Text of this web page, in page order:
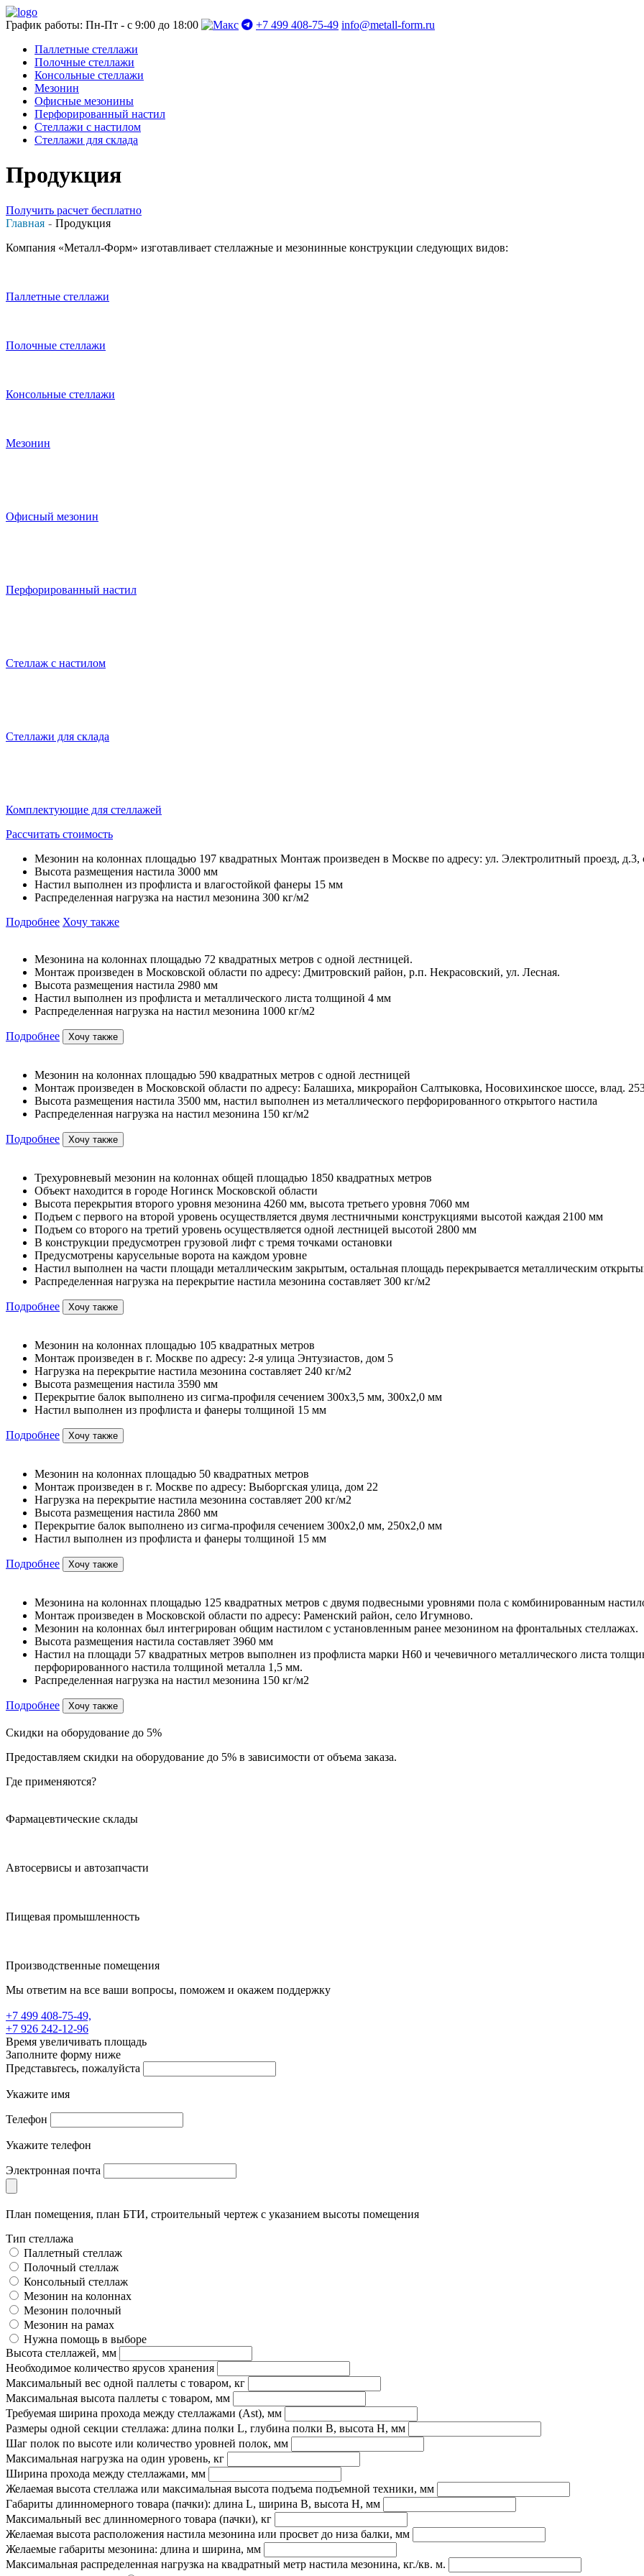
График работы: Пн-Пт - с 9:00 до 18:00 +7 499 408-75-49 info@metall-form.ru
Паллетные стеллажи
Полочные стеллажи
Консольные стеллажи
Мезонин
Офисные мезонины
Перфорированный настил
Стеллажи с настилом
Стеллажи для склада
Продукция
Получить расчет бесплатно
Главная
Продукция
Компания «Металл-Форм» изготавливает стеллажные и мезонинные конструкции следующих видов:
Паллетные стеллажи
Полочные стеллажи
Консольные стеллажи
Мезонин
Офисный мезонин
Перфорированный настил
Стеллаж с настилом
Стеллажи для склада
Комплектующие для стеллажей
Рассчитать стоимость
Мезонин на колоннах площадью 197 квадратных Монтаж произведен в Москве по адресу: ул. Электролитный проезд, д.3,
Высота размещения настила 3000 мм
Настил выполнен из профлиста и влагостойкой фанеры 15 мм
Распределенная нагрузка на настил мезонина 300 кг/м2
Подробнее Хочу также
Мезонина на колоннах площадью 72 квадратных метров с одной лестницей.
Монтаж произведен в Московской области по адресу: Дмитровский район, р.п. Некрасовский, ул. Лесная.
Высота размещения настила 2980 мм
Настил выполнен из профлиста и металлического листа толщиной 4 мм
Распределенная нагрузка на настил мезонина 1000 кг/м2
Подробнее Хочу также
Мезонин на колоннах площадью 590 квадратных метров с одной лестницей
Монтаж произведен в Московской области по адресу: Балашиха, микрорайон Салтыковка, Носовихинское шоссе, влад.
Высота размещения настила 3500 мм, настил выполнен из металлического перфорированного открытого настила
Распределенная нагрузка на настил мезонина 150 кг/м2
Подробнее Хочу также
Трехуровневый мезонин на колоннах общей площадью 1850 квадратных метров
Объект находится в городе Ногинск Московской области
Высота перекрытия второго уровня мезонина 4260 мм, высота третьего уровня 7060 мм
Подъем с первого на второй уровень осуществляется двумя лестничными конструкциями высотой каждая 2100 мм
Подъем со второго на третий уровень осуществляется одной лестницей высотой 2800 мм
В конструкции предусмотрен грузовой лифт с тремя точками остановки
Предусмотрены карусельные ворота на каждом уровне
Настил выполнен на части площади металлическим закрытым, остальная площадь перекрывается металлическим
Распределенная нагрузка на перекрытие настила мезонина составляет 300 кг/м2
Подробнее Хочу также
Мезонин на колоннах площадью 105 квадратных метров
Монтаж произведен в г. Москве по адресу: 2-я улица Энтузиастов, дом 5
Нагрузка на перекрытие настила мезонина составляет 240 кг/м2
Высота размещения настила 3590 мм
Перекрытие балок выполнено из сигма-профиля сечением 300х3,5 мм, 300х2,0 мм
Настил выполнен из профлиста и фанеры толщиной 15 мм
Подробнее Хочу также
Мезонин на колоннах площадью 50 квадратных метров
Монтаж произведен в г. Москве по адресу: Выборгская улица, дом 22
Нагрузка на перекрытие настила мезонина составляет 200 кг/м2
Высота размещения настила 2860 мм
Перекрытие балок выполнено из сигма-профиля сечением 300х2,0 мм, 250х2,0 мм
Настил выполнен из профлиста и фанеры толщиной 15 мм
Подробнее Хочу также
Мезонина на колоннах площадью 125 квадратных метров с двумя подвесными уровнями пола с комбинированным
Монтаж произведен в Московской области по адресу: Раменский район, село Игумново.
Мезонин на колоннах был интегрирован общим настилом с установленным ранее мезонином на фронтальных стеллажах.
Высота размещения настила составляет 3960 мм
Настил на площади 57 квадратных метров выполнен из профлиста марки Н60 и чечевичного металлического листа
перфорированного настила толщиной металла 1,5 мм.
Распределенная нагрузка на настил мезонина 150 кг/м2
Подробнее Хочу также
Скидки на оборудование до 5%
Предоставляем скидки на оборудование до 5% в зависимости от объема заказа.
Где применяются?
Фармацевтические склады
Автосервисы и автозапчасти
Пищевая промышленность
Производственные помещения
Мы ответим на все ваши вопросы, поможем и окажем поддержку
+7 499 408-75-49,
+7 926 242-12-96
Время увеличивать площадь
Заполните форму ниже
Представьтесь, пожалуйста
Укажите имя
Телефон
Укажите телефон
Электронная почта
План помещения, план БТИ, строительный чертеж с указанием высоты помещения
Тип стеллажа
Паллетный стеллаж
Полочный стеллаж
Консольный стеллаж
Мезонин на колоннах
Мезонин полочный
Мезонин на рамах
Нужна помощь в выборе
Высота стеллажей, мм
Необходимое количество ярусов хранения
Максимальный вес одной паллеты с товаром, кг
Максимальная высота паллеты с товаром, мм
Требуемая ширина прохода между стеллажами (Ast), мм
Размеры одной секции стеллажа: длина полки L, глубина полки B, высота H, мм
Шаг полок по высоте или количество уровней полок, мм
Максимальная нагрузка на один уровень, кг
Ширина прохода между стеллажами, мм
Желаемая высота стеллажа или максимальная высота подъема подъемной техники, мм
Габариты длинномерного товара (пачки): длина L, ширина B, высота H, мм
Максимальный вес длинномерного товара (пачки), кг
Желаемая высота расположения настила мезонина или просвет до низа балки, мм
Желаемые габариты мезонина: длина и ширина, мм
Максимальная распределенная нагрузка на квадратный метр настила мезонина, кг./кв. м.